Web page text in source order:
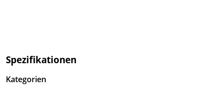
Spezifikationen
Kategorien